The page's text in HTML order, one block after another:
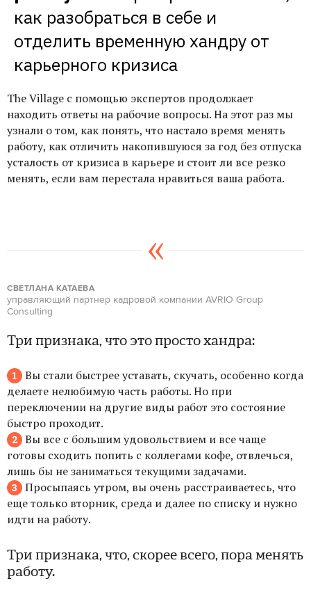
как разобраться в себе и
отделить временную хандру от
карьерного кризиса
The Village с помощью экспертов продолжает
находить ответы на рабочие вопросы. На этот раз мы
узнали о том, как понять, что настало время менять
работу, как отличить накопившуюся за год без отпуска
усталость от кризиса в карьере и стоит ли все резко
менять, если вам перестала нравиться ваша работа.
СВЕТЛАНА КАТАЕВА
управляющий партнер кадровой компании AVRIO Group
Consulting
Три признака, что это просто хандра:
Вы стали быстрее уставать, скучать, особенно когда
делаете нелюбимую часть работы. Но при
переключении на другие виды работ это состояние
быстро проходит.
Вы все с большим удовольствием и все чаще
готовы сходить попить с коллегами кофе, отвлечься,
лишь бы не заниматься текущими задачами.
Просыпаясь утром, вы очень расстраиваетесь, что
еще только вторник, среда и далее по списку и нужно
идти на работу.
Три признака, что, скорее всего, пора менять
работу.